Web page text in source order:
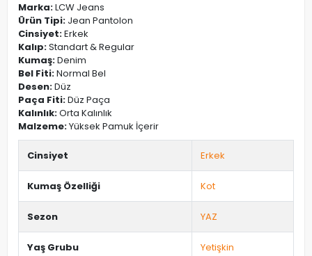
Marka:LCW Jeans
Ürün Tipi: Jean Pantolon
Cinsiyet:Erkek
Kalıp:Standart & Regular
Kumaş:Denim
Bel Fiti:Normal Bel
Desen:Düz
Paça Fiti:Düz Paça
Kalınlık:Orta Kalınlık
Malzeme:Yüksek Pamuk İçerir
Cinsiyet Erkek
Kumaş Özelliği Kot
Sezon YAZ
Yaş Grubu Yetişkin